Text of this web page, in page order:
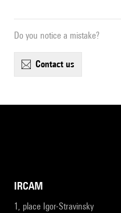
Do you notice a mistake?
contact us
IRCAM
1, place Igor-Stravinsky